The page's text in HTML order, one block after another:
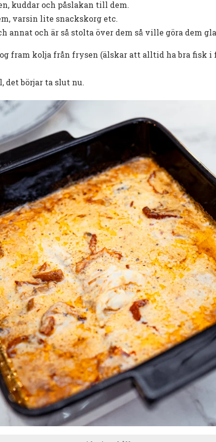
kuddar och påslakan till dem.
varsin lite snackskorg etc.
annat och är så stolta över dem så ville göra dem
fram kolja från frysen (älskar att alltid ha bra fisk
det börjar ta slut nu.